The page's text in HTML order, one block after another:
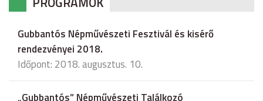
Gubbantós Népművészeti Fesztivál és kisérő
rendezvényei 2018.
Időpont: 2018. augusztus. 10.
„Gubbantós” Népművészeti Találkozó